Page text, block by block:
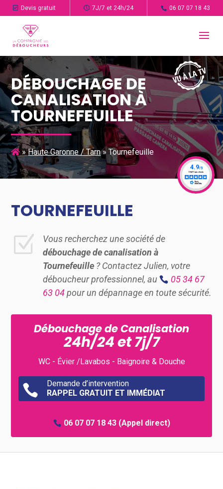
Devis gratuit 7J/7 et 24h/24 06 07 07 18 43
DÉBOUCHAGE DE
CANALISATION À
TOURNEFEUILLE
»Haute Garonne / Tarn»Tournefeuille
TOURNEFEUILLE
Z
Vous recherchez une société de
débouchage de canalisation à
Tournefeuille ? Contactez Julien, votre
déboucheur professionnel, au
05 34 67
63 04pour un dépannage en toute sécurité.
Débouchage de Canalisation
24h/24 et 7j/7
WC - Évier /Lavabos - Baignoire & Douche

Demande d’intervention
RAPPEL GRATUIT ET IMMÉDIAT
06 07 07 18 43(Appel direct)